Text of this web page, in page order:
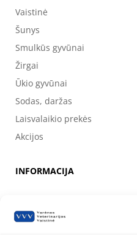
Vaistinė
Šunys
Smulkūs gyvūnai
Žirgai
Ūkio gyvūnai
Sodas, daržas
Laisvalaikio prekės
Akcijos
INFORMACIJA
Kontaktai